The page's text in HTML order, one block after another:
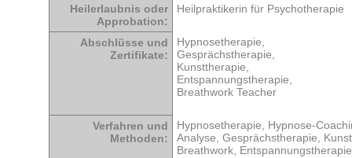
Heilerlaubnis oder
Approbation:
Heilpraktikerin für Psychotherapie
Abschlüsse und
Zertifikate:
Hypnosetherapie,
Gesprächstherapie,
Kunsttherapie,
Entspannungstherapie,
Breathwork Teacher
Verfahren und
Methoden:
Hypnosetherapie, Hypnose-
Analyse, Gesprächstherapie,
Breathwork, Entspannungstherapie